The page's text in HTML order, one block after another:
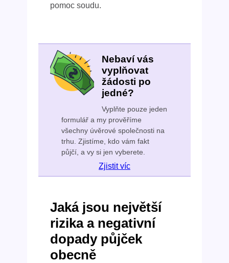
pomoc soudu.
Nebaví vás
vyplňovat
žádosti po
jedné?
Vyplňte pouze jeden
formulář a my prověříme
všechny úvěrové společnosti na
trhu. Zjistíme, kdo vám fakt
půjčí, a vy si jen vyberete.
Zjistit víc
Jaká jsou největší
rizika a negativní
dopady půjček
obecně